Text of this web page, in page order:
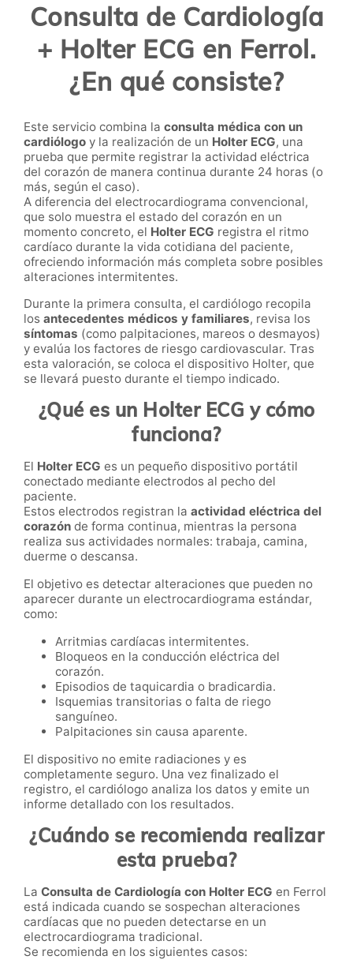
Consulta de Cardiología
+ Holter ECG en Ferrol.
¿En qué consiste?
Este servicio combina la consulta médica con un
cardiólogo y la realización de un Holter ECG, una
prueba que permite registrar la actividad eléctrica
del corazón de manera continua durante 24 horas (o
más, según el caso).
A diferencia del electrocardiograma convencional,
que solo muestra el estado del corazón en un
momento concreto, el Holter ECG registra el ritmo
cardíaco durante la vida cotidiana del paciente,
ofreciendo información más completa sobre posibles
alteraciones intermitentes.
Durante la primera consulta, el cardiólogo recopila
los antecedentes médicos y familiares, revisa los
síntomas (como palpitaciones, mareos o desmayos)
y evalúa los factores de riesgo cardiovascular. Tras
esta valoración, se coloca el dispositivo Holter, que
se llevará puesto durante el tiempo indicado.
¿Qué es un Holter ECG y cómo
funciona?
El Holter ECG es un pequeño dispositivo portátil
conectado mediante electrodos al pecho del
paciente.
Estos electrodos registran la actividad eléctrica del
corazón de forma continua, mientras la persona
realiza sus actividades normales: trabaja, camina,
duerme o descansa.
El objetivo es detectar alteraciones que pueden no
aparecer durante un electrocardiograma estándar,
como:
Arritmias cardíacas intermitentes.
Bloqueos en la conducción eléctrica del
corazón.
Episodios de taquicardia o bradicardia.
Isquemias transitorias o falta de riego
sanguíneo.
Palpitaciones sin causa aparente.
El dispositivo no emite radiaciones y es
completamente seguro. Una vez finalizado el
registro, el cardiólogo analiza los datos y emite un
informe detallado con los resultados.
¿Cuándo se recomienda realizar
esta prueba?
La Consulta de Cardiología con Holter ECG en Ferrol
está indicada cuando se sospechan alteraciones
cardíacas que no pueden detectarse en un
electrocardiograma tradicional.
Se recomienda en los siguientes casos: